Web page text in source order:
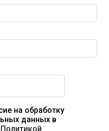
на обработку
данных в
Политикой